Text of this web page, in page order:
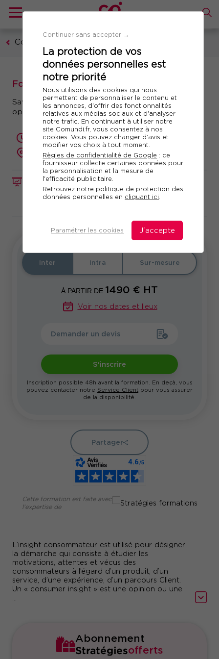
Continuer sans accepter →
La protection de vos
données personnelles est
notre priorité
Nous utilisons des cookies qui nous
permettent de personnaliser le contenu et
les annonces, d'offrir des fonctionnalités
relatives aux médias sociaux et d'analyser
notre trafic. En continuant à utiliser notre
site Comundi.fr, vous consentez à nos
cookies. Vous pouvez changer d’avis et
modifier vos choix à tout moment.
Règles de confidentialité de Google : ce
fournisseur collecte certaines données pour
la personnalisation et la mesure de
l'efficacité publicitaire.
Retrouvez notre politique de protection des
données personnelles en cliquant ici.
Paramétrer les cookies J'accepte
Communication, marketing, digital
FORMATION Réf. 10985
Télécharger le programme
Formation : Insights consommateurs
Savoir identifier les consumer insights pour
optimiser son mix marketing
2 jours (14 heures)
présentiel ou à distance
L’insight consommateur est utilisé pour désigner
la démarche qui consiste à étudier les
motivations, attentes et vécus des
consommateurs à l’égard d’un produit, d’un
service, d’une expérience, d’un parcours Client.
Un « consumer insight » est une opinion ou une
...
Inter Intra Sur-mesure
À PARTIR DE 1490 € HT
Voir nos dates et lieux
Demander un devis
S'inscrire
Inscription possible 48h avant la formation. En deçà, vous
pouvez contacter notre Service Client pour vous assurer
de la disponibilité.
Partager
Cette formation est faite avec
l'expertise de
Abonnement
Stratégiesofferts